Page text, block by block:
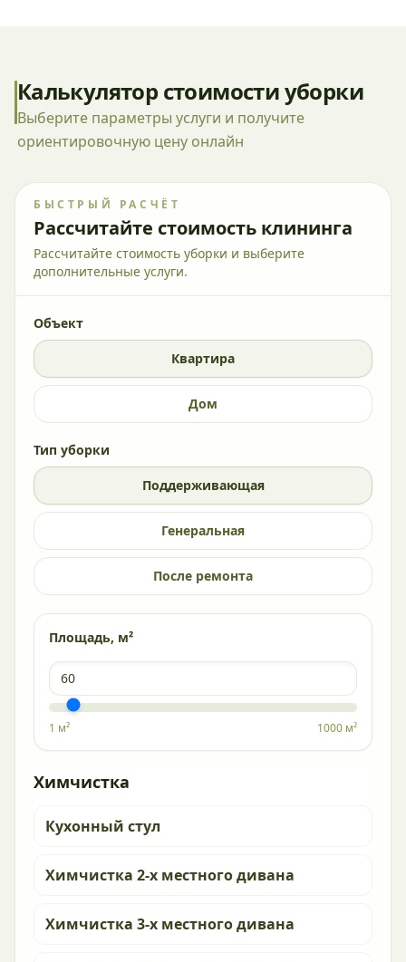
Калькулятор стоимости уборки
Выберите параметры услуги и получите
ориентировочную цену онлайн
БЫСТРЫЙ РАСЧЁТ
Рассчитайте стоимость клининга
Рассчитайте стоимость уборки и выберите
дополнительные услуги.
Объект
Квартира
Дом
Тип уборки
Поддерживающая
Генеральная
После ремонта
Площадь, м²
1 м² 1000 м²
Химчистка
Кухонный стул
Химчистка 2-х местного дивана
Химчистка 3-х местного дивана